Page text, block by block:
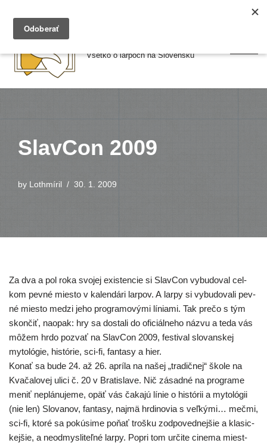
Preskočiť
Všetko o larpoch na Slovensku
SlavCon 2009
by Lothmíril 30. 1. 2009
Za dva a pol roka svo­jej exis­ten­cie si SlavCon vybu­do­val cel­
kom pev­né mies­to v kalen­dá­ri lar­pov. A lar­py si vybu­do­va­li pev­
né mies­to medzi jeho prog­ra­mo­vý­mi línia­mi. Tak pre­čo s tým
skon­čiť, naopak: hry sa dosta­li do ofi­ciál­ne­ho náz­vu a teda vás
môžem hrdo pozvať na SlavCon 2009, fes­ti­val slo­van­skej
myto­ló­gie, his­tó­rie, sci-fi, fan­ta­sy a hier.
Konať sa bude 24. až 26. aprí­la na našej „tra­dič­nej“ ško­le na
Kvačalovej uli­ci č. 20 v Bratislave. Nič zásad­né na prog­ra­me
meniť neplá­nu­je­me, opäť vás čaka­jú línie o his­tó­rii a myto­ló­gii
(nie len) Slovanov, fan­ta­sy, naj­mä hrdi­no­via s veľ­ký­mi… meč­mi,
sci-fi, kto­ré sa pokú­si­me poňať troš­ku zod­po­ved­nej­šie a kla­sic­
kej­šie, a neod­mys­li­teľ­né lar­py. Popri tom urči­te cine­ma miest­